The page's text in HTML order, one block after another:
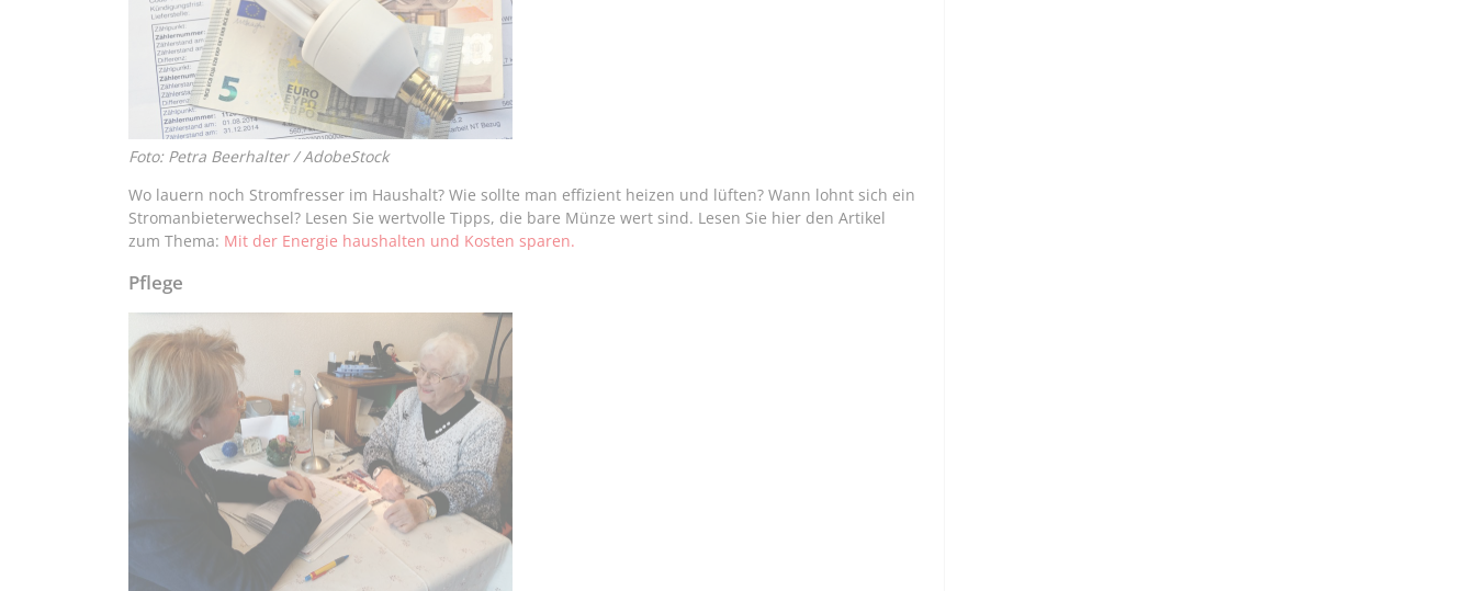
Foto: Petra Beerhalter / AdobeStock
Wo lauern noch Stromfresser im Haushalt? Wie sollte man effizient heizen und lüften? Wann lohnt sich ein
Stromanbieterwechsel? Lesen Sie wertvolle Tipps, die bare Münze wert sind. Lesen Sie hier den Artikel
zum Thema: Mit der Energie haushalten und Kosten sparen.
Pflege